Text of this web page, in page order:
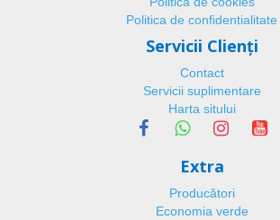
Politica de confidentialitate
Servicii Clienţi
Contact
Servicii suplimentare
Harta sitului
Extra
Producători
Economia verde